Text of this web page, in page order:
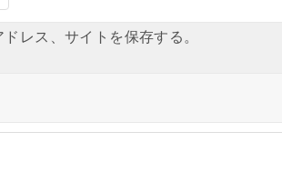
レス、サイトを保存する。